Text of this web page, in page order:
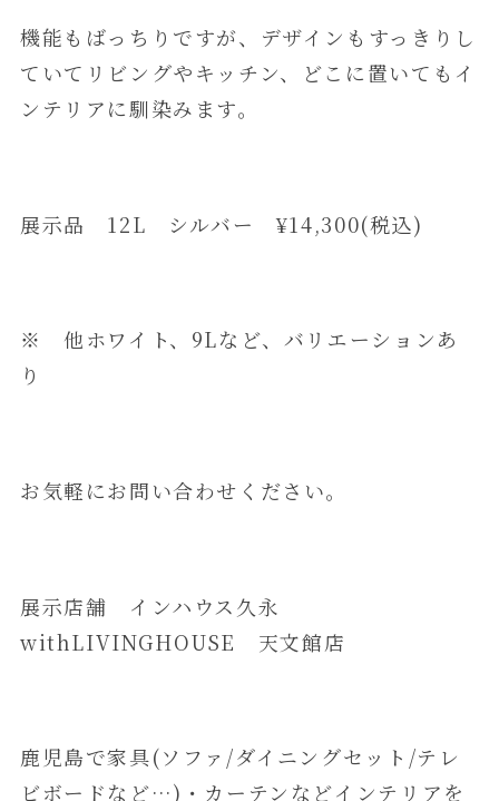
機能もばっちりですが、デザインもすっきりし
ていてリビングやキッチン、どこに置いてもイ
ンテリアに馴染みます。
展示品 12L シルバー ¥14,300(税込)
※ 他ホワイト、9Lなど、バリエーションあ
り
お気軽にお問い合わせください。
展示店舗 インハウス久永
withLIVINGHOUSE 天文館店
鹿児島で家具(ソファ/ダイニングセット/テレ
ビボードなど…)・カーテンなどインテリアを